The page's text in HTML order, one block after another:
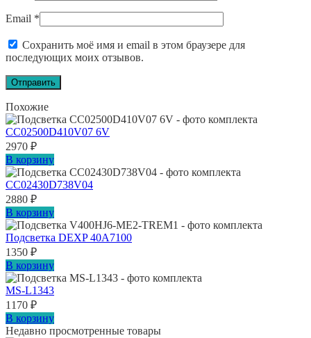
Email *
Сохранить моё имя и email в этом браузере для
последующих моих отзывов.
Похожие
CC02500D410V07 6V
2970 ₽
В корзину
CC02430D738V04
2880 ₽
В корзину
Подсветка DEXP 40A7100
1350 ₽
В корзину
MS-L1343
1170 ₽
В корзину
Недавно просмотренные товары